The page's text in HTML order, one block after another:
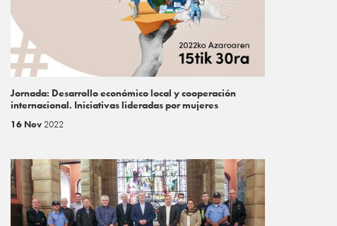
Jornada: Desarrollo económico local y cooperación
internacional. Iniciativas lideradas por mujeres
16 Nov 2022